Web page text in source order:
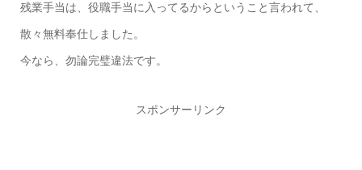
残業手当は、役職手当に入ってるからということ言われて、
散々無料奉仕しました。
今なら、勿論完璧違法です。
スポンサーリンク